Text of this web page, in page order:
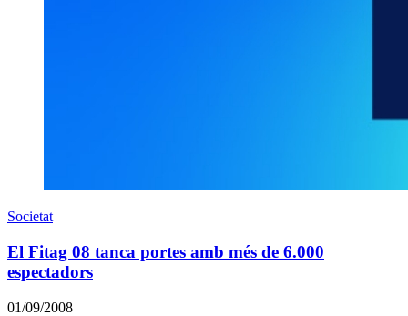
Societat
El Fitag 08 tanca portes amb més de 6.000
espectadors
01/09/2008